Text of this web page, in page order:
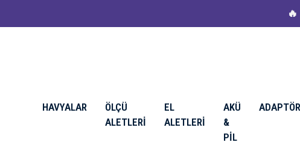
HAVYALAR
ÖLÇÜ
ALETLERİ
EL
ALETLERİ
AKÜ
&
PİL
ADAPTÖR